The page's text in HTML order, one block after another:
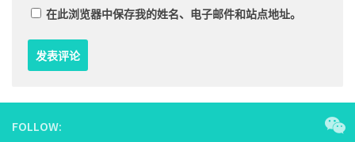
在此浏览器中保存我的姓名、电子邮件和站点地址。
FOLLOW: